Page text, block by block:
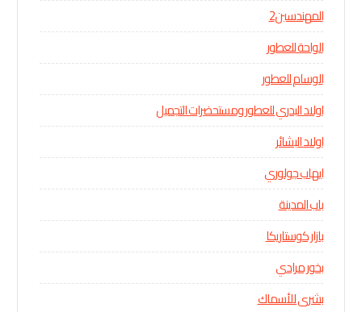
المهندسين2
الواحة للعطور
الوسام للعطور
اولاد البدري للعطور ومستحضرات التجميل
اولاد البشائر
ايهاب جولوري
باب المدينة
بازار كوستاريكا
بخور مرادي
بشرى للأسماك